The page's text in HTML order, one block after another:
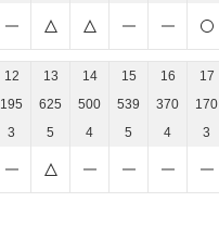
12 13 14 15 16 17
195 625 500 539 370 170
3 5 4 5 4 3